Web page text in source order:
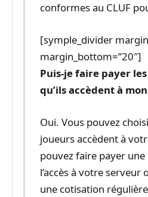
conformes au CLUF
[symple_divider
margin_bottom=”20″]
Puis-je faire payer
qu’ils accèdent à
Oui. Vous pouvez
joueurs accèdent à
pouvez faire payer
l’accès à votre
une cotisation